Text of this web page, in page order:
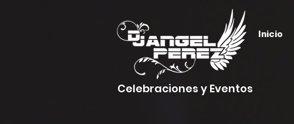
Inicio
Celebraciones y Eventos